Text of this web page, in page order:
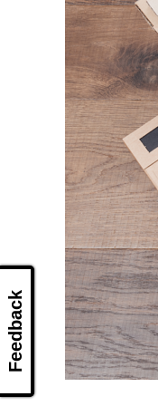
Feedback